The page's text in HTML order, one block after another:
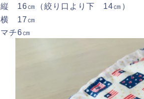
縦 16㎝（絞り口より下 14㎝）
横 17㎝
マチ6㎝